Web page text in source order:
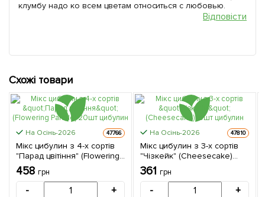
клумбу надо ко всем цветам относиться с любовью.
Відповісти
Схожі товари
На Осінь-2026 47766
Мікс цибулин з 4-х сортів
"Парад цвітіння" (Flowering
Parade) 20шт цибулин
458 грн
- +
На Осінь-2026 47810
Мікс цибулин з 3-х сортів
"Чізкейк" (Cheesecake)
15шт цибулин
361 грн
- +